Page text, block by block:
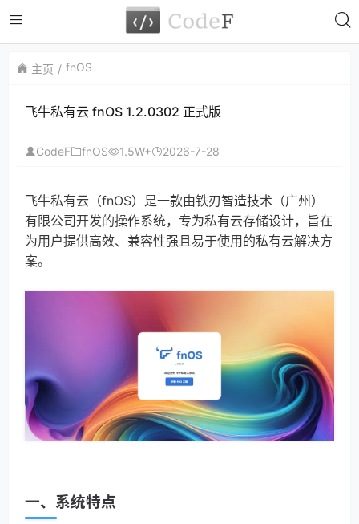
主页 fnOS
飞牛私有云 fnOS 1.2.0302 正式版
CodeF fnOS 1.5W+ 2026-7-28
飞牛私有云（fnOS）是一款由铁刃智造技术（广州）
有限公司开发的操作系统，专为私有云存储设计，旨在
为用户提供高效、兼容性强且易于使用的私有云解决方
案。
一、系统特点